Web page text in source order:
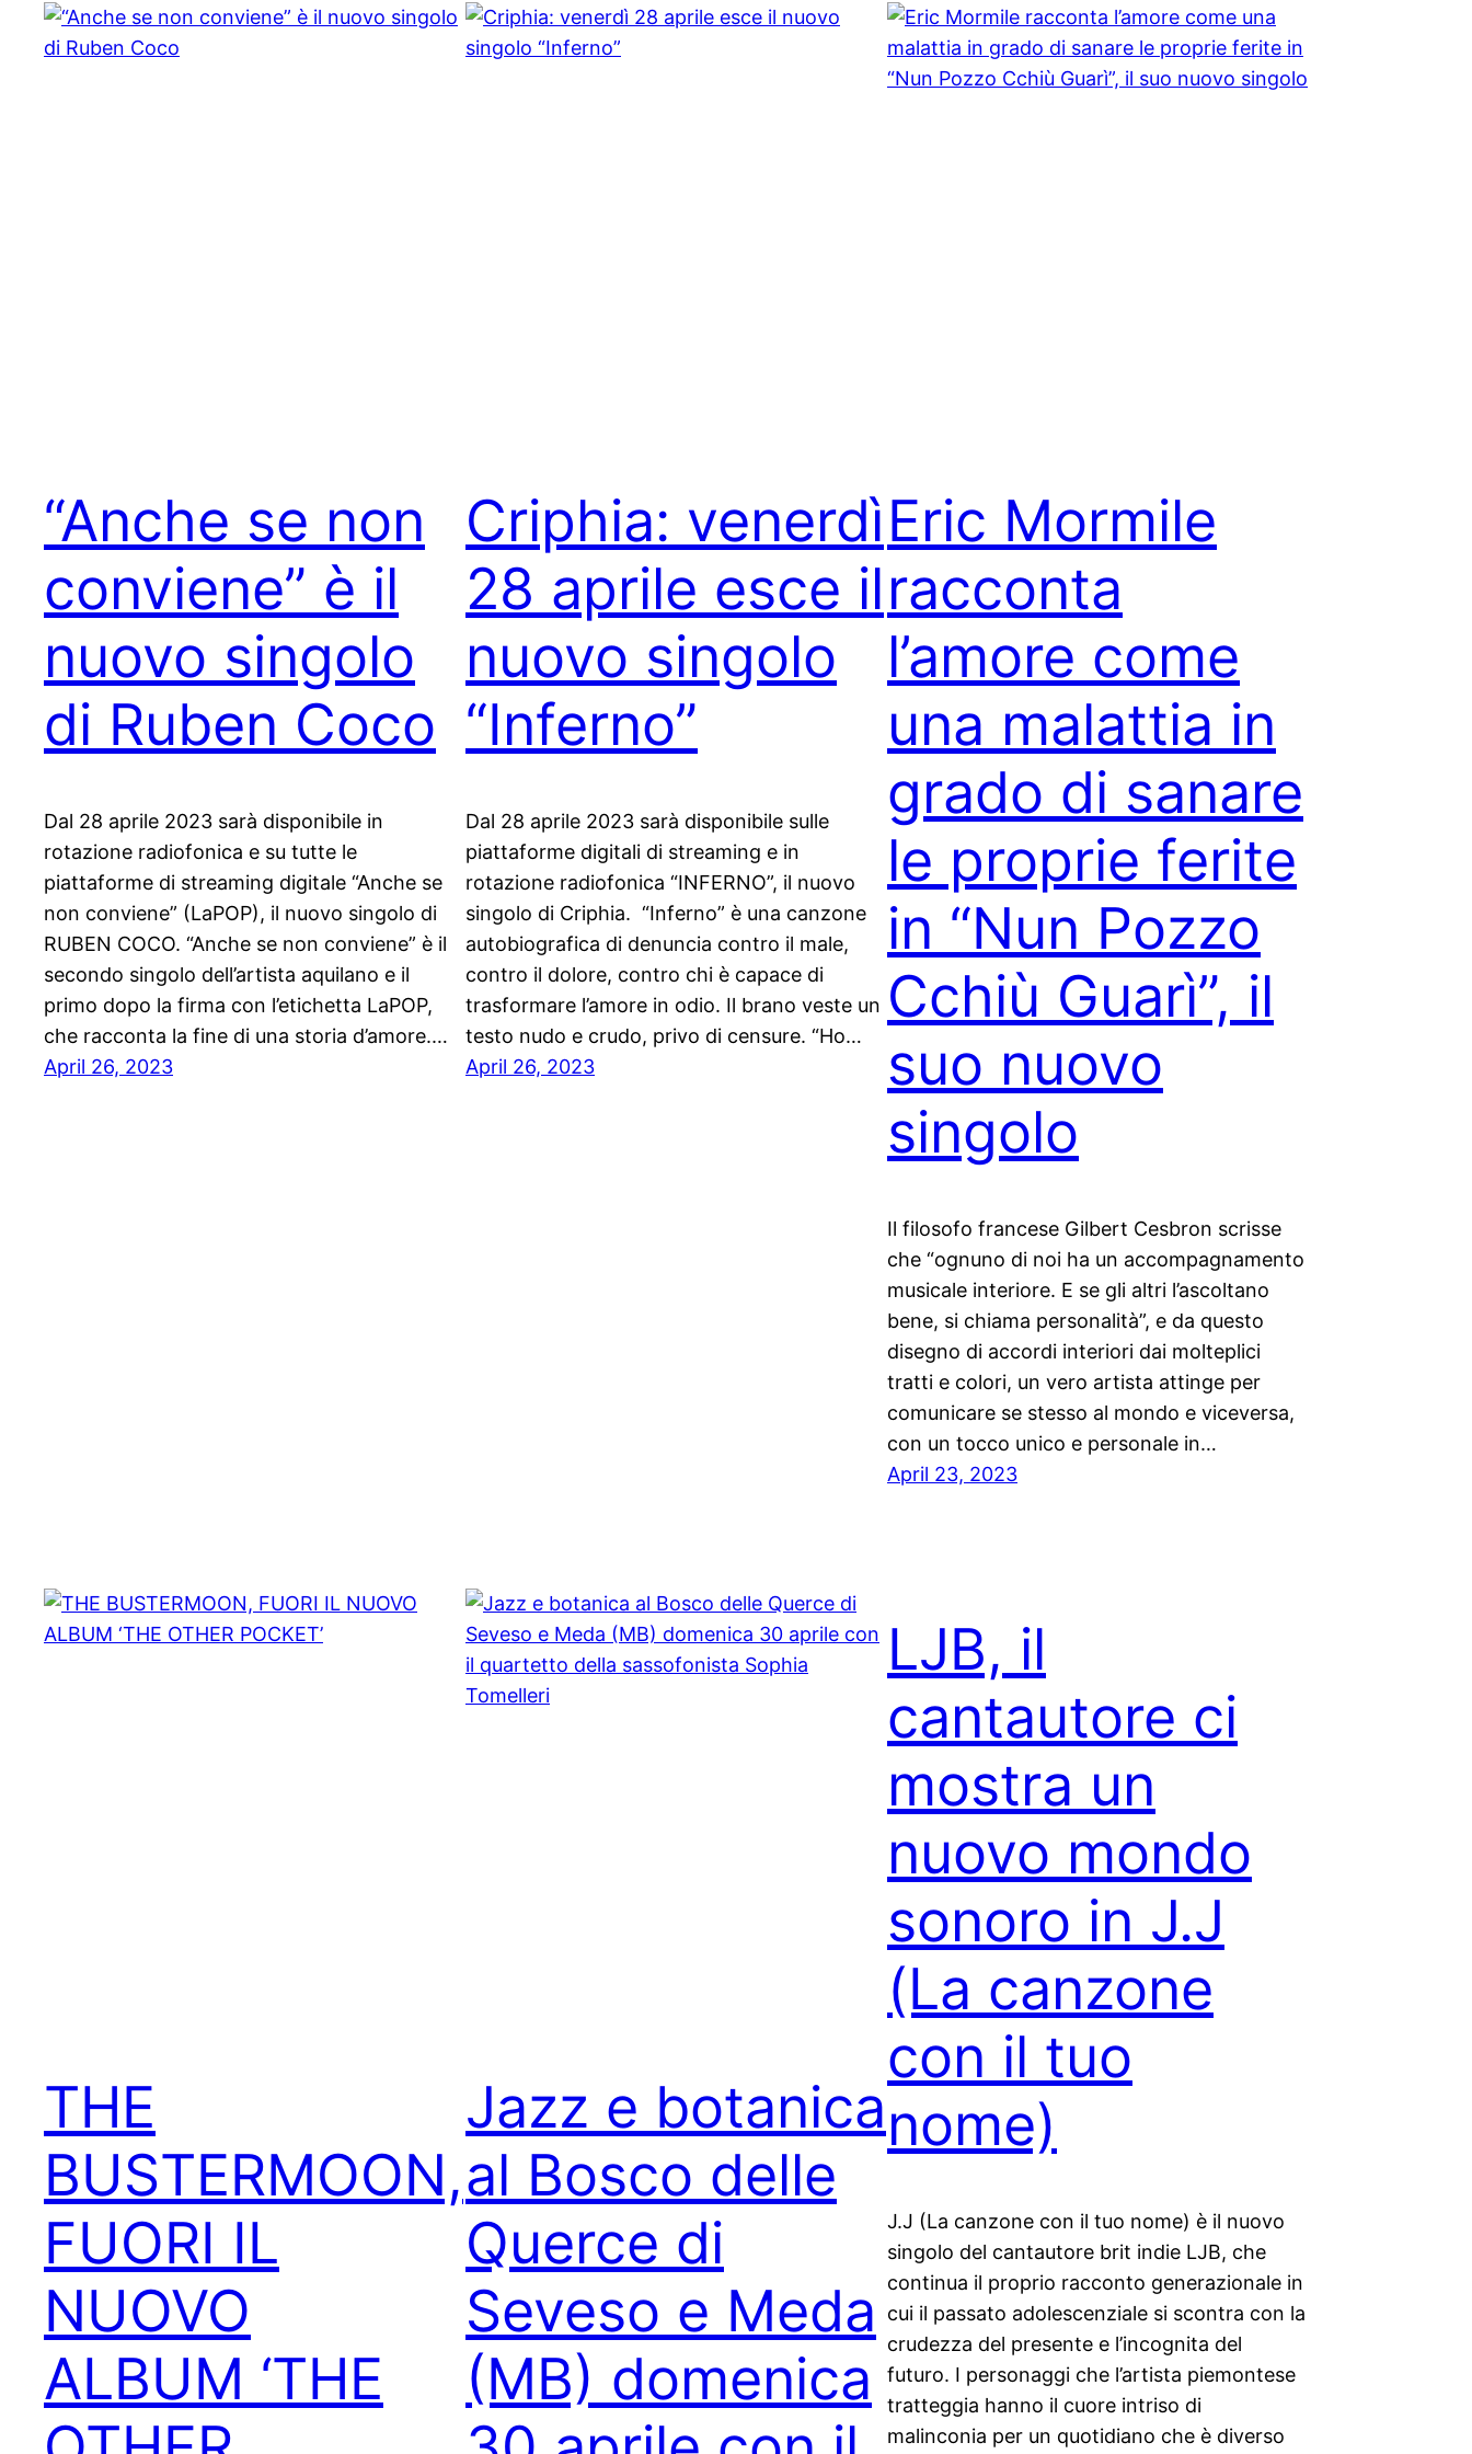
“Anche se non
conviene” è il
nuovo singolo
di Ruben Coco
Dal 28 aprile 2023 sarà disponibile in
rotazione radiofonica e su tutte le
piattaforme di streaming digitale “Anche se
non conviene” (LaPOP), il nuovo singolo di
RUBEN COCO. “Anche se non conviene” è il
secondo singolo dell’artista aquilano e il
primo dopo la firma con l’etichetta LaPOP,
che racconta la fine di una storia d’amore.…
April 26, 2023
Criphia: venerdì
28 aprile esce il
nuovo singolo
“Inferno”
Dal 28 aprile 2023 sarà disponibile sulle
piattaforme digitali di streaming e in
rotazione radiofonica “INFERNO”, il nuovo
singolo di Criphia. “Inferno” è una canzone
autobiografica di denuncia contro il male,
contro il dolore, contro chi è capace di
trasformare l’amore in odio. Il brano veste un
testo nudo e crudo, privo di censure. “Ho…
April 26, 2023
Eric Mormile
racconta
l’amore come
una malattia in
grado di sanare
le proprie ferite
in “Nun Pozzo
Cchiù Guarì”, il
suo nuovo
singolo
Il filosofo francese Gilbert Cesbron scrisse
che “ognuno di noi ha un accompagnamento
musicale interiore. E se gli altri l’ascoltano
bene, si chiama personalità”, e da questo
disegno di accordi interiori dai molteplici
tratti e colori, un vero artista attinge per
comunicare se stesso al mondo e viceversa,
con un tocco unico e personale in…
April 23, 2023
THE
BUSTERMOON,
FUORI IL
NUOVO
ALBUM ‘THE
Jazz e botanica
al Bosco delle
Querce di
Seveso e Meda
(MB) domenica
LJB, il
cantautore ci
mostra un
nuovo mondo
sonoro in J.J
(La canzone
con il tuo
nome)
J.J (La canzone con il tuo nome) è il nuovo
singolo del cantautore brit indie LJB, che
continua il proprio racconto generazionale in
cui il passato adolescenziale si scontra con la
crudezza del presente e l’incognita del
futuro. I personaggi che l’artista piemontese
tratteggia hanno il cuore intriso di
malinconia per un quotidiano che è diverso